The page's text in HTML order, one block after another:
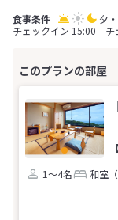
夕
チェックイン 15:00 チ
1～4名
和室（